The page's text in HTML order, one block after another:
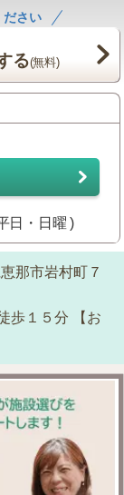
ださい
る(無料)
日・日曜 )
那市岩村町７
歩１５分 【お